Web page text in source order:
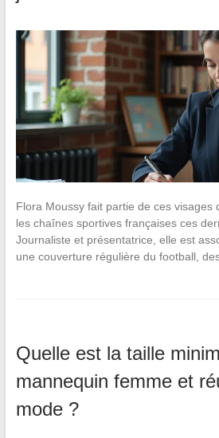
Flora Moussy fait partie de ces visages
les chaînes sportives françaises ces
Journaliste et présentatrice, elle est
une couverture régulière du football,
Quelle est la taille
mannequin femme et
mode ?